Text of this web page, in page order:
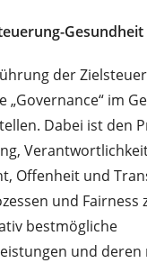
Gesundheit
der
„Governance“ im
Dabei ist den
Offenheit und
und Fairness
bestmögliche
und deren